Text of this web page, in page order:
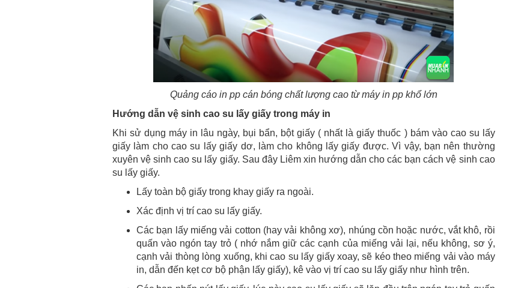
Quảng cáo in pp cán bóng chất lượng cao từ máy in pp khổ lớn
Hướng dẫn vệ sinh cao su lấy giấy trong máy in
Khi sử dụng máy in lâu ngày, bụi bẩn, bột giấy ( nhất là giấy thuốc ) bám vào cao su lấy
giấy làm cho cao su lấy giấy dơ, làm cho không lấy giấy được. Vì vậy, bạn nên thường
xuyên vệ sinh cao su lấy giấy. Sau đây Liêm xin hướng dẫn cho các bạn cách vệ sinh cao
su lấy giấy.
Lấy toàn bộ giấy trong khay giấy ra ngoài.
Xác định vị trí cao su lấy giấy.
Các bạn lấy miếng vải cotton (hay vải không xơ), nhúng cồn hoặc nước, vắt khô, rồi
quấn vào ngón tay trỏ ( nhớ nắm giữ các cạnh của miếng vải lại, nếu không, sơ ý,
cạnh vải thòng lòng xuống, khi cao su lấy giấy xoay, sẽ kéo theo miếng vải vào máy
in, dẫn đến kẹt cơ bộ phận lấy giấy), kê vào vị trí cao su lấy giấy như hình trên.